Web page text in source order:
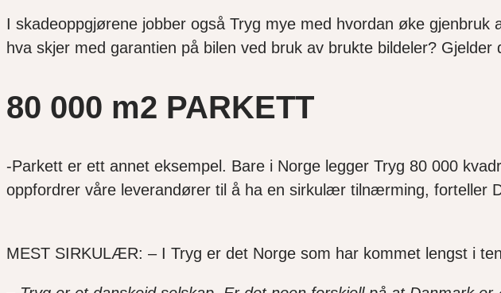
I skadeoppgjørene jobber også Tryg mye med hvordan øke
hva skjer med garantien på bilen ved bruk av brukte bildeler?
80 000 m2 PARKETT
-Parkett er ett annet eksempel. Bare i Norge legger Tryg 80 000
oppfordrer våre leverandører til å ha en sirkulær tilnærming, forteller
MEST SIRKULÆR: – I Tryg er det Norge som har kommet lengst i